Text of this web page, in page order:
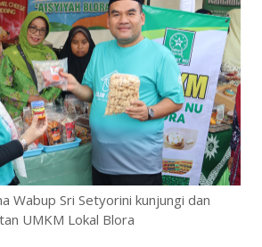
Wabup Sri Setyorini kunjungi dan
UMKM Lokal Blora